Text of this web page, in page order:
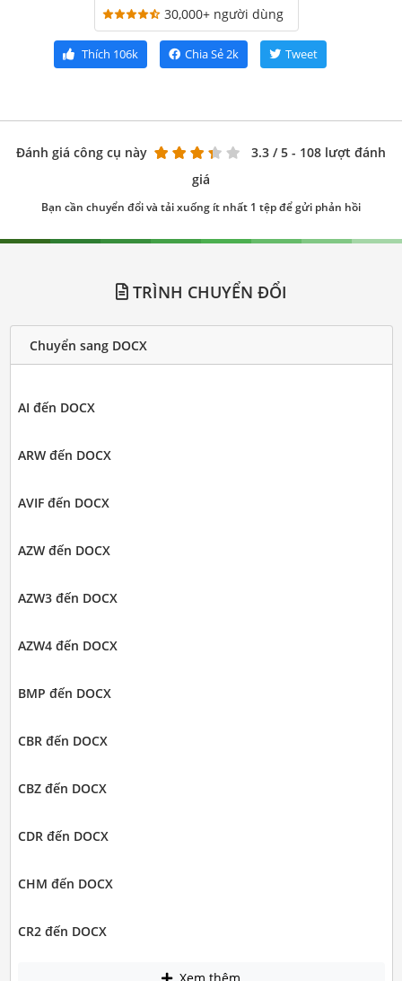
30,000+ người dùng
Thích 106k Chia Sẻ2k Tweet
Đánh giá công cụ này 3.3 / 5 - 108 lượt đánh
giá
Bạn cần chuyển đổi và tải xuống ít nhất 1 tệp để gửi phản hồi
TRÌNH CHUYỂN ĐỔI
Chuyển sang DOCX
AI đến DOCX
ARW đến DOCX
AVIF đến DOCX
AZW đến DOCX
AZW3 đến DOCX
AZW4 đến DOCX
BMP đến DOCX
CBR đến DOCX
CBZ đến DOCX
CDR đến DOCX
CHM đến DOCX
CR2 đến DOCX